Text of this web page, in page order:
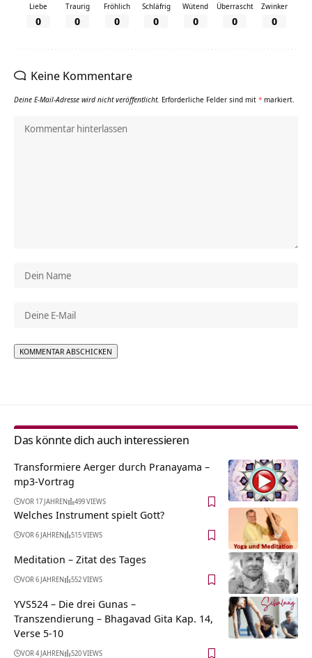
Liebe
0
Traurig
0
Fröhlich
0
Schläfrig
0
Wütend
0
Überrascht
0
Zwinker
0
Keine Kommentare
Deine E-Mail-Adresse wird nicht veröffentlicht. Erforderliche Felder sind mit * markiert.
Das könnte dich auch interessieren
Transformiere Aerger durch Pranayama –
mp3-Vortrag
VOR 17 JAHREN 499 VIEWS
Welches Instrument spielt Gott?
VOR 6 JAHREN 515 VIEWS
Meditation – Zitat des Tages
VOR 6 JAHREN 552 VIEWS
YVS524 – Die drei Gunas –
Transzendierung – Bhagavad Gita Kap. 14,
Verse 5-10
VOR 4 JAHREN 520 VIEWS